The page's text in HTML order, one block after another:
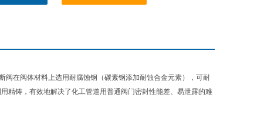
在阀体材料上选用耐腐蚀钢（碳素钢添加耐蚀合金元素），可耐
精铸，有效地解决了化工管道用普通阀门密封性能差、易泄露的难